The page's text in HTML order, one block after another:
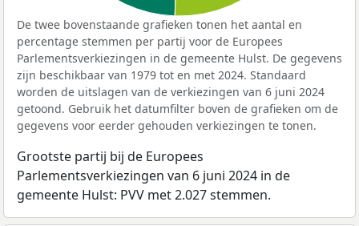
De twee bovenstaande grafieken tonen het aantal en
percentage stemmen per partij voor de Europees
Parlementsverkiezingen in de gemeente Hulst. De gegevens
zijn beschikbaar van 1979 tot en met 2024. Standaard
worden de uitslagen van de verkiezingen van 6 juni 2024
getoond. Gebruik het datumfilter boven de grafieken om de
gegevens voor eerder gehouden verkiezingen te tonen.
Grootste partij bij de Europees
Parlementsverkiezingen van 6 juni 2024 in de
gemeente Hulst: PVV met 2.027 stemmen.